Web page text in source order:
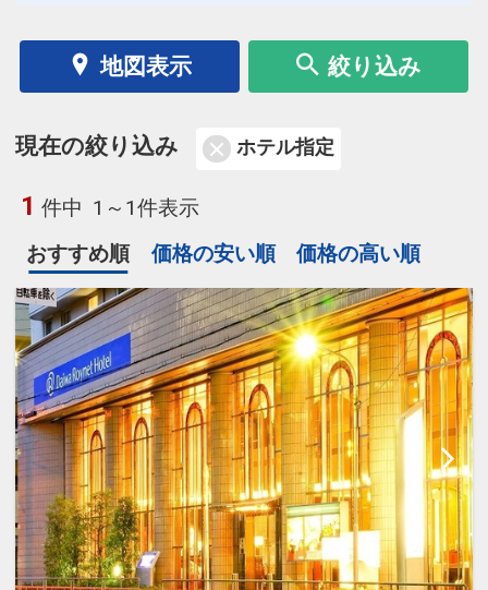
地図表示 絞り込み
現在の絞り込み ホテル指定
1 件中 1～1件表示
おすすめ順
価格の安い順 価格の高い順